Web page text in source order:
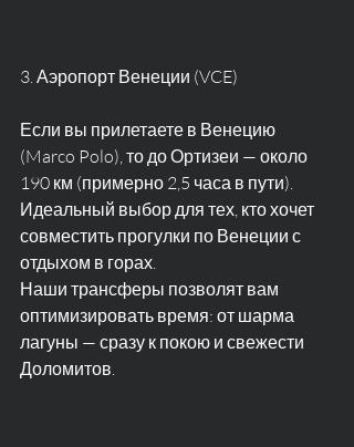
3. Аэропорт Венеции (VCE)
Если вы прилетаете в Венецию
(Marco Polo), то до Ортизеи — около
190 км (примерно 2,5 часа в пути).
Идеальный выбор для тех, кто хочет
совместить прогулки по Венеции с
отдыхом в горах.
Наши трансферы позволят вам
оптимизировать время: от шарма
лагуны — сразу к покою и свежести
Доломитов.